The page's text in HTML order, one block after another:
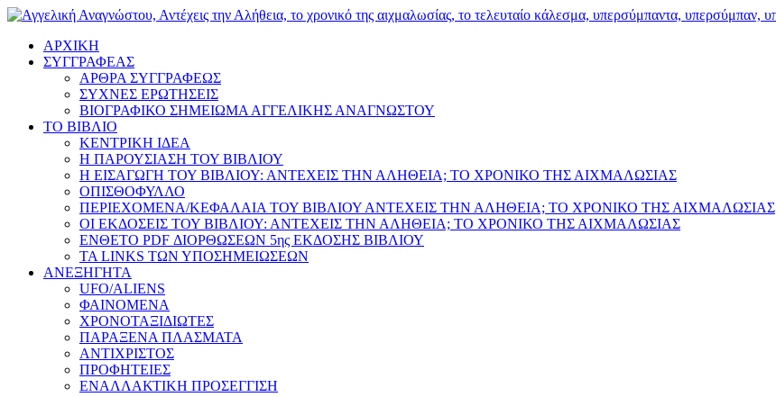
ΑΡΧΙΚΗ
ΣΥΓΓΡΑΦΕΑΣ
ΑΡΘΡΑ ΣΥΓΓΡΑΦΕΩΣ
ΣΥΧΝΕΣ ΕΡΩΤΗΣΕΙΣ
ΒΙΟΓΡΑΦΙΚΟ ΣΗΜΕΙΩΜΑ ΑΓΓΕΛΙΚΗΣ ΑΝΑΓΝΩΣΤΟΥ
ΤΟ ΒΙΒΛΙΟ
ΚΕΝΤΡΙΚΗ ΙΔΕΑ
Η ΠΑΡΟΥΣΙΑΣΗ ΤΟΥ ΒΙΒΛΙΟΥ
Η ΕΙΣΑΓΩΓΗ ΤΟΥ ΒΙΒΛΙΟΥ: ΑΝΤΕΧΕΙΣ ΤΗΝ ΑΛΗΘΕΙΑ; ΤΟ ΧΡΟΝΙΚΟ ΤΗΣ ΑΙΧΜΑΛΩΣΙΑΣ
ΟΠΙΣΘΟΦΥΛΛΟ
ΠΕΡΙΕΧΟΜΕΝΑ/ΚΕΦΑΛΑΙΑ ΤΟΥ ΒΙΒΛΙΟΥ ΑΝΤΕΧΕΙΣ ΤΗΝ ΑΛΗΘΕΙΑ; ΤΟ ΧΡΟΝΙΚΟ ΤΗΣ ΑΙΧΜΑΛΩΣΙΑΣ
ΟΙ ΕΚΔΟΣΕΙΣ ΤΟΥ ΒΙΒΛΙΟΥ: ΑΝΤΕΧΕΙΣ ΤΗΝ ΑΛΗΘΕΙΑ; ΤΟ ΧΡΟΝΙΚΟ ΤΗΣ ΑΙΧΜΑΛΩΣΙΑΣ
ΕΝΘΕΤΟ PDF ΔΙΟΡΘΩΣΕΩΝ 5ης ΕΚΔΟΣΗΣ ΒΙΒΛΙΟΥ
ΤΑ LINKS ΤΩΝ ΥΠΟΣΗΜΕΙΩΣΕΩΝ
ΑΝΕΞΗΓΗΤΑ
UFO/ALIENS
ΦΑΙΝΟΜΕΝΑ
ΧΡΟΝΟΤΑΞΙΔΙΩΤΕΣ
ΠΑΡΑΞΕΝΑ ΠΛΑΣΜΑΤΑ
ΑΝΤΙΧΡΙΣΤΟΣ
ΠΡΟΦΗΤΕΙΕΣ
ΕΝΑΛΛΑΚΤΙΚΗ ΠΡΟΣΕΓΓΙΣΗ